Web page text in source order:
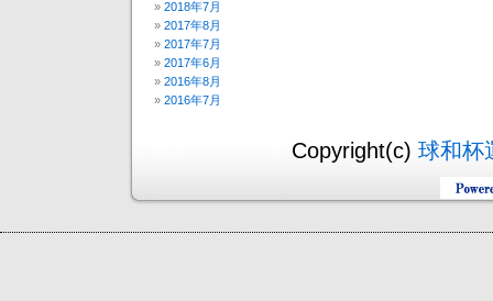
2018年7月
2017年8月
2017年7月
2017年6月
2016年8月
2016年7月
Copyright(c) 球和杯